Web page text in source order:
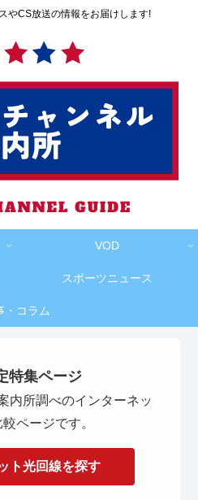
やCS放送の情報をお届けします!
VOD
スポーツニュース
・コラム
特集ページ
内所調べのインターネッ
ページです。
ト光回線を探す